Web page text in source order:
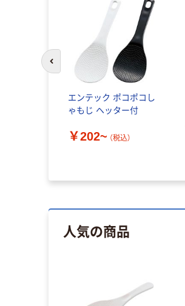
エンテック ポコポコし
ゃもじ ヘッター付
￥202~ （税込）
前のスライドへ
人気の商品